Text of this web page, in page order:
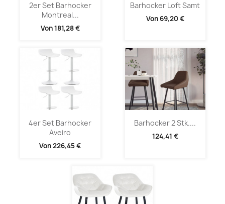
2er Set Barhocker
Montreal...
Von181,28 €
Barhocker Loft Samt
Von 69,20 €
4er Set Barhocker
Aveiro
Von226,45 €
Barhocker 2 Stk....
124,41 €